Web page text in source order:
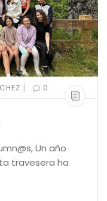
| 0
Un año
travesera ha